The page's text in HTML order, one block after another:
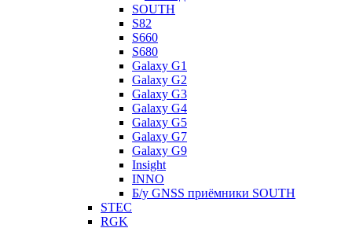
SOUTH
S82
S660
S680
Galaxy G1
Galaxy G2
Galaxy G3
Galaxy G4
Galaxy G5
Galaxy G7
Galaxy G9
Insight
INNO
Б/у GNSS приёмники SOUTH
STEC
RGK